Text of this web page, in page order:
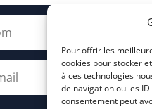
Pour offrir les
cookies pour stocker
à ces technologies
de navigation ou les
consentement peut